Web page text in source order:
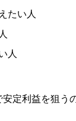
たい人
人
定利益を狙う